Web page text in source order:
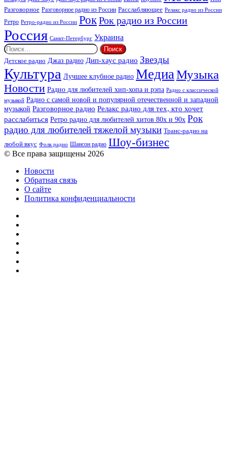
Разговорное Разговорное радио из России Расслабляющее Релакс радио из России
Ретро Ретро-радио из России РокРок радио из России
Россия Санкт-Петербург Украина
Найти:
Детское радио Джаз радио Дип-хаус радио Звезды
Культура Лучшее клубное радио МедиаМузыка
Новости Радио для любителей хип-хопа и рэпа Радио с классической
музыкой Радио с самой новой и популярной отечественной и западной
музыкой Разговорное радио Релакс радио для тех, кто хочет
расслабиться Ретро радио для любителей хитов 80х и 90х Рок
радио для любителей тяжелой музыки Транс-радио на
любой вкус Фолк радио Шансон радио Шоу-бизнес
© Все права защищены 2026
Новости
Обратная связь
О сайте
Политика конфиденциальности